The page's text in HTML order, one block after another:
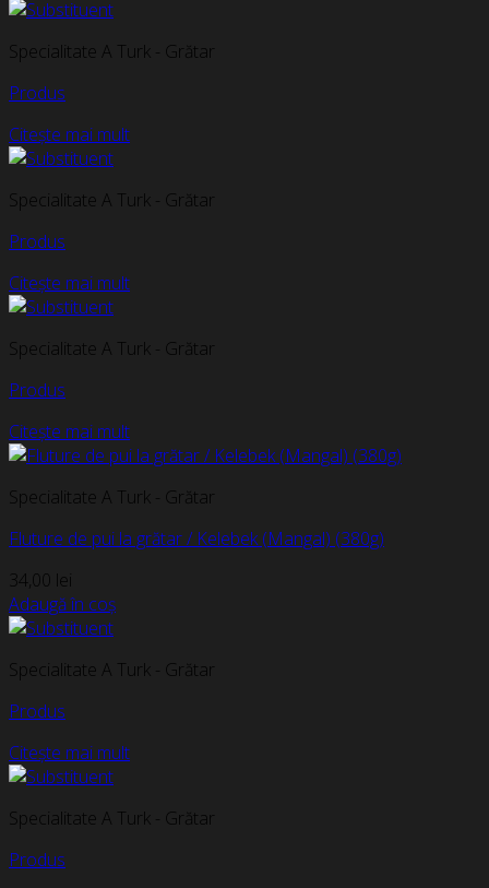
Specialitate A Turk - Grătar
Produs
Citește mai mult
Specialitate A Turk - Grătar
Produs
Citește mai mult
Specialitate A Turk - Grătar
Produs
Citește mai mult
Specialitate A Turk - Grătar
Fluture de pui la grătar / Kelebek (Mangal) (380g)
34,00 lei
Adaugă în coș
Specialitate A Turk - Grătar
Produs
Citește mai mult
Specialitate A Turk - Grătar
Produs